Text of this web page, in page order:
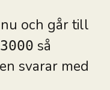
och går till
så
svarar med